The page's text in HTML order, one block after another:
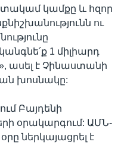
կամքը և հզոր
ու
1 միլիարդ
ասել է Չինաստանի
խոսնակը:
Բայդենի
օրակարգում: ԱՄՆ-
ներկայացրել է